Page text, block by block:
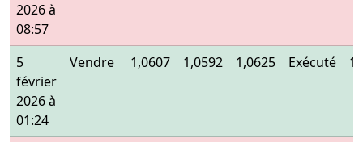
2026 à
08:57
5
février
2026 à
01:24
Vendre 1,0607 1,0592 1,0625 Exécuté